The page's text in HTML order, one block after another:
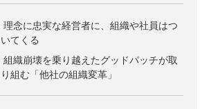
理念に忠実な経営者に、組織や社員はつ
いてくる
組織崩壊を乗り越えたグッドパッチが取
り組む「他社の組織変革」